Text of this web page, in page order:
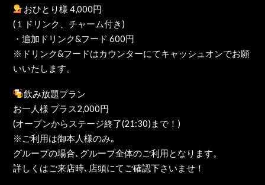
おひとり様 4,000円
(１ドリンク、チャーム付き)
・追加ドリンク&フード 600円
※ドリンク&フードはカウンターにてキャッシュオンでお願
いいたします。
飲み放題プラン
お一人様 プラス2,000円
(オープンからステージ終了(21:30)まで！)
※ご利用は御本人様のみ｡
グループの場合､グループ全体のご利用となります。
詳しくはご来店時､店頭にてご確認下さいませ！